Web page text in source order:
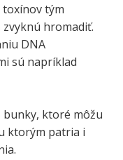
toxínov tým
hromadiť.
DNA
sú napríklad
ktoré môžu
ktorým patria i